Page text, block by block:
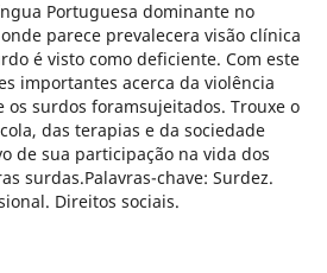
Portuguesa dominante no
parece prevalecera visão clínica
é visto como deficiente. Com este
importantes acerca da violência
os surdos foramsujeitados. Trouxe o
das terapias e da sociedade
de sua participação na vida dos
surdas.Palavras-chave: Surdez.
Direitos sociais.